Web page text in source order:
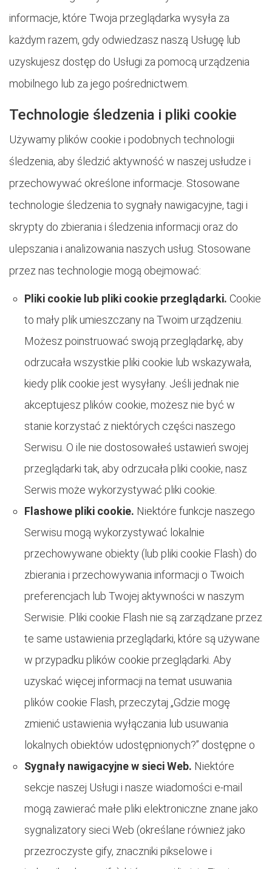
informacje, które Twoja przeglądarka wysyła za
każdym razem, gdy odwiedzasz naszą Usługę lub
uzyskujesz dostęp do Usługi za pomocą urządzenia
mobilnego lub za jego pośrednictwem.
Technologie śledzenia i pliki cookie
Używamy plików cookie i podobnych technologii
śledzenia, aby śledzić aktywność w naszej usłudze i
przechowywać określone informacje. Stosowane
technologie śledzenia to sygnały nawigacyjne, tagi i
skrypty do zbierania i śledzenia informacji oraz do
ulepszania i analizowania naszych usług. Stosowane
przez nas technologie mogą obejmować:
Pliki cookie lub pliki cookie przeglądarki. Cookie
to mały plik umieszczany na Twoim urządzeniu.
Możesz poinstruować swoją przeglądarkę, aby
odrzucała wszystkie pliki cookie lub wskazywała,
kiedy plik cookie jest wysyłany. Jeśli jednak nie
akceptujesz plików cookie, możesz nie być w
stanie korzystać z niektórych części naszego
Serwisu. O ile nie dostosowałeś ustawień swojej
przeglądarki tak, aby odrzucała pliki cookie, nasz
Serwis może wykorzystywać pliki cookie.
Flashowe pliki cookie. Niektóre funkcje naszego
Serwisu mogą wykorzystywać lokalnie
przechowywane obiekty (lub pliki cookie Flash) do
zbierania i przechowywania informacji o Twoich
preferencjach lub Twojej aktywności w naszym
Serwisie. Pliki cookie Flash nie są zarządzane przez
te same ustawienia przeglądarki, które są używane
w przypadku plików cookie przeglądarki. Aby
uzyskać więcej informacji na temat usuwania
plików cookie Flash, przeczytaj „Gdzie mogę
zmienić ustawienia wyłączania lub usuwania
lokalnych obiektów udostępnionych?” dostępne o
Sygnały nawigacyjne w sieci Web. Niektóre
sekcje naszej Usługi i nasze wiadomości e-mail
mogą zawierać małe pliki elektroniczne znane jako
sygnalizatory sieci Web (określane również jako
przezroczyste gify, znaczniki pikselowe i